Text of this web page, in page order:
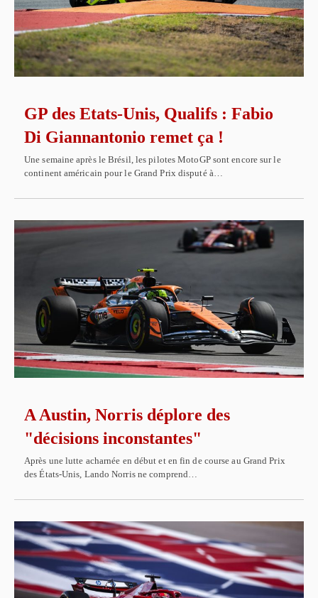
GP des Etats-Unis, Qualifs : Fabio
Di Giannantonio remet ça !
Une semaine après le Brésil, les pilotes MotoGP sont encore sur le
continent américain pour le Grand Prix disputé à…
A Austin, Norris déplore des
"décisions inconstantes"
Après une lutte acharnée en début et en fin de course au Grand Prix
des États-Unis, Lando Norris ne comprend…